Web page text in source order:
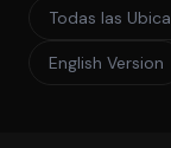
Todas las
English Version